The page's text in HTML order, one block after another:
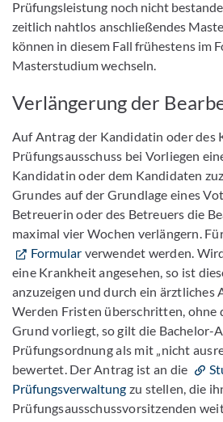
Prüfungsleistung noch nicht
zeitlich nahtlos anschließendes
können in diesem Fall frühestens im
Masterstudium wechseln.
Verlängerung der
Auf Antrag der Kandidatin oder des
Prüfungsausschuss bei Vorliegen
Kandidatin oder dem Kandidaten
Grundes auf der Grundlage eines
Betreuerin oder des Betreuers die
maximal vier Wochen verlängern.
Formular verwendet werden.
eine Krankheit angesehen, so ist
anzuzeigen und durch ein ärztliches
Werden Fristen überschritten, ohne
Grund vorliegt, so gilt die Bachelor-
Prüfungsordnung als mit „nicht
bewertet. Der Antrag ist an die
Prüfungsverwaltung zu stellen, die
Prüfungsausschussvorsitzenden